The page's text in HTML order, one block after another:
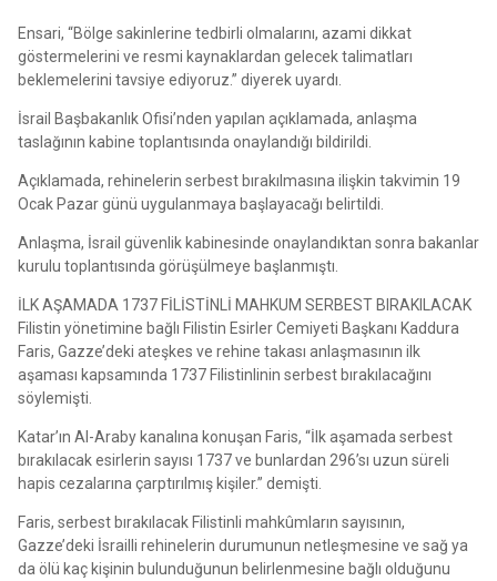
Ensari, “Bölge sakinlerine tedbirli olmalarını, azami dikkat
göstermelerini ve resmi kaynaklardan gelecek talimatları
beklemelerini tavsiye ediyoruz.” diyerek uyardı.
İsrail Başbakanlık Ofisi’nden yapılan açıklamada, anlaşma
taslağının kabine toplantısında onaylandığı bildirildi.
Açıklamada, rehinelerin serbest bırakılmasına ilişkin takvimin 19
Ocak Pazar günü uygulanmaya başlayacağı belirtildi.
Anlaşma, İsrail güvenlik kabinesinde onaylandıktan sonra bakanlar
kurulu toplantısında görüşülmeye başlanmıştı.
İLK AŞAMADA 1737 FİLİSTİNLİ MAHKUM SERBEST BIRAKILACAK
Filistin yönetimine bağlı Filistin Esirler Cemiyeti Başkanı Kaddura
Faris, Gazze’deki ateşkes ve rehine takası anlaşmasının ilk
aşaması kapsamında 1737 Filistinlinin serbest bırakılacağını
söylemişti.
Katar’ın Al-Araby kanalına konuşan Faris, “İlk aşamada serbest
bırakılacak esirlerin sayısı 1737 ve bunlardan 296’sı uzun süreli
hapis cezalarına çarptırılmış kişiler.” demişti.
Faris, serbest bırakılacak Filistinli mahkûmların sayısının,
Gazze’deki İsrailli rehinelerin durumunun netleşmesine ve sağ ya
da ölü kaç kişinin bulunduğunun belirlenmesine bağlı olduğunu